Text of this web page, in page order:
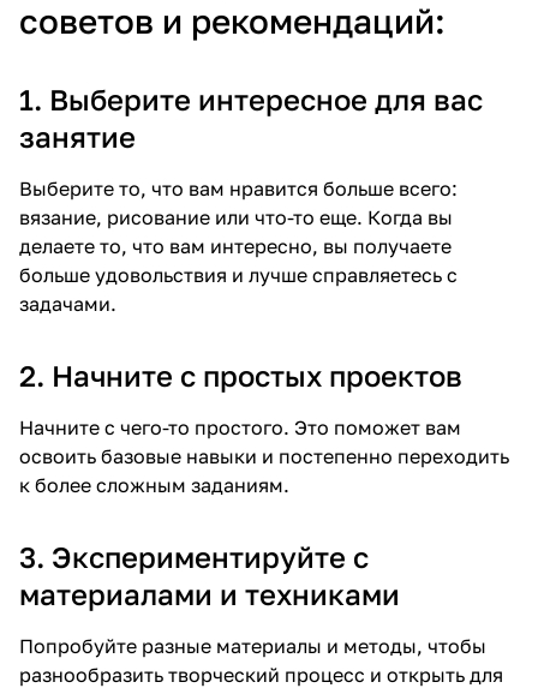
советов и рекомендаций:
1. Выберите интересное для вас
занятие
Выберите то, что вам нравится больше всего:
вязание, рисование или что-то еще. Когда вы
делаете то, что вам интересно, вы получаете
больше удовольствия и лучше справляетесь с
задачами.
2. Начните с простых проектов
Начните с чего-то простого. Это поможет вам
освоить базовые навыки и постепенно переходить
к более сложным заданиям.
3. Экспериментируйте с
материалами и техниками
Попробуйте разные материалы и методы, чтобы
разнообразить творческий процесс и открыть для